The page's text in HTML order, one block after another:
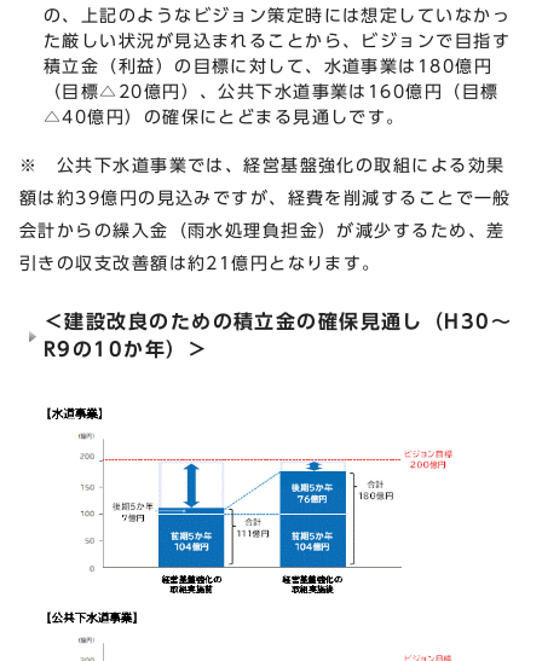
の、上記のようなビジョン策定時には想定していなかっ
た厳しい状況が見込まれることから、ビジョンで目指す
積立金（利益）の目標に対して、水道事業は180億円
（目標△20億円）、公共下水道事業は160億円（目標
△40億円）の確保にとどまる見通しです。
※ 公共下水道事業では、経営基盤強化の取組による効果
額は約39億円の見込みですが、経費を削減することで一般
会計からの繰入金（雨水処理負担金）が減少するため、差
引きの収支改善額は約21億円となります。
＜建設改良のための積立金の確保見通し（H30～
R9の10か年）＞